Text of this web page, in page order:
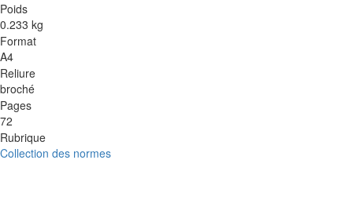
Poids
0.233 kg
Format
A4
Reliure
broché
Pages
72
Rubrique
Collection des normes